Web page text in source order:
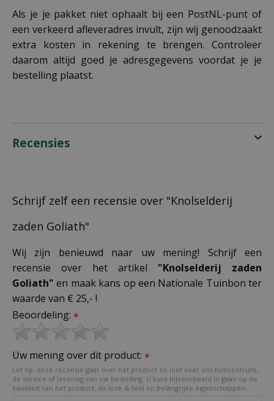
Als je je pakket niet ophaalt bij een PostNL-punt of
een verkeerd afleveradres invult, zijn wij genoodzaakt
extra kosten in rekening te brengen. Controleer
daarom altijd goed je adresgegevens voordat je je
bestelling plaatst.
Recensies
Schrijf zelf een recensie over "Knolselderij
zaden Goliath"
Wij zijn benieuwd naar uw mening! Schrijf een
recensie over het artikel "Knolselderij zaden
Goliath" en maak kans op een Nationale Tuinbon ter
waarde van € 25,- !
Beoordeling: *
Uw mening over dit product: *
Let op: deze recensie gaat over het product en niet over ons tuincentrum,
de service of levering van uw bestelling. U kunt bijvoorbeeld in gaan op de
kwaliteit van het product, de look & feel en belangrijke eigenschappen.